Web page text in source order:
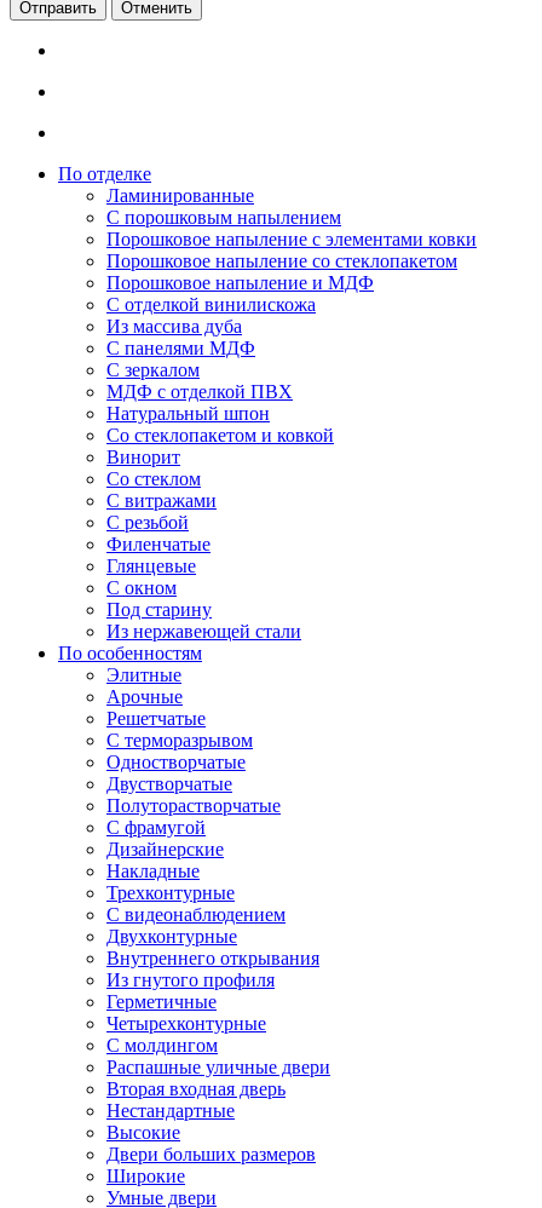
Отменить
По отделке
Ламинированные
С порошковым напылением
Порошковое напыление с элементами ковки
Порошковое напыление со стеклопакетом
Порошковое напыление и МДФ
С отделкой винилискожа
Из массива дуба
С панелями МДФ
С зеркалом
МДФ с отделкой ПВХ
Натуральный шпон
Со стеклопакетом и ковкой
Винорит
Со стеклом
С витражами
С резьбой
Филенчатые
Глянцевые
С окном
Под старину
Из нержавеющей стали
По особенностям
Элитные
Арочные
Решетчатые
С терморазрывом
Одностворчатые
Двустворчатые
Полуторастворчатые
С фрамугой
Дизайнерские
Накладные
Трехконтурные
С видеонаблюдением
Двухконтурные
Внутреннего открывания
Из гнутого профиля
Герметичные
Четырехконтурные
С молдингом
Распашные уличные двери
Вторая входная дверь
Нестандартные
Высокие
Двери больших размеров
Широкие
Умные двери